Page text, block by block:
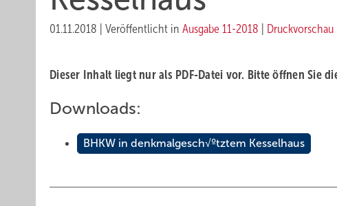
01.11.2018 Veröffentlicht in Ausgabe 11-2018 Druckvorschau
Dieser Inhalt liegt nur als PDF-Datei vor. Bitte öffnen Sie
Downloads:
BHKW in denkmalgesch√ºtztem Kesselhaus